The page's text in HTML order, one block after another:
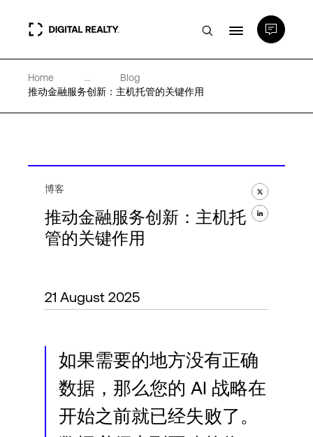
数据中心
专业知识和资源
Home ...
Blog
推动金融服务创新：主机托管的关键作用
博客
推动金融服务创新：主机托
管的关键作用
21 August 2025
如果需要的地方没有正确
数据，那么您的 AI 战略在
开始之前就已经失败了。